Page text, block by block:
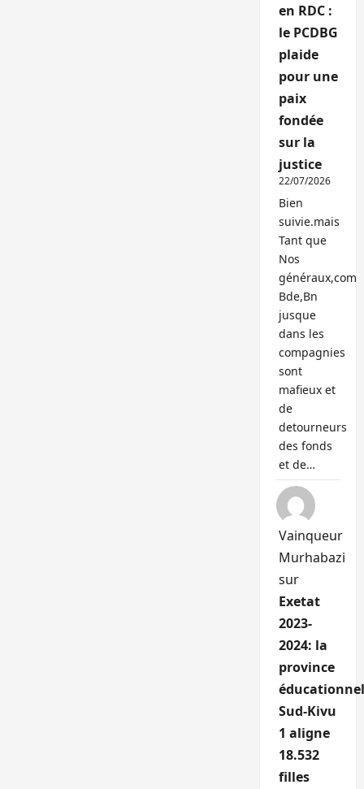
en RDC :
le PCDBG
plaide
pour une
paix
fondée
sur la
justice
22/07/2026
Bien
suivie.mais
Tant que
Nos
généraux,com
Bde,Bn
jusque
dans les
compagnies
sont
mafieux et
de
detourneurs
des fonds
et de…
Vainqueur
Murhabazi
sur
Exetat
2023-
2024: la
province
Sud-Kivu
1 aligne
18.532
filles